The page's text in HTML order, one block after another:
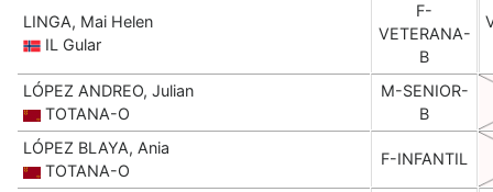
LINGA, Mai Helen
IL Gular
F-
VETERANA-
B
LÓPEZ ANDREO, Julian
TOTANA-O
M-SENIOR-
B
LÓPEZ BLAYA, Ania
TOTANA-O
F-INFANTIL